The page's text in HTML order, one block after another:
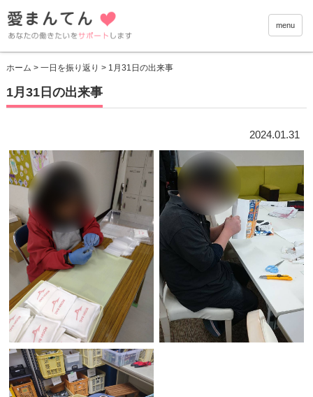
愛まん
menu
ホーム > 一日を振り返り > 1月31日の出来事
1月31日の出来事
2024.01.31